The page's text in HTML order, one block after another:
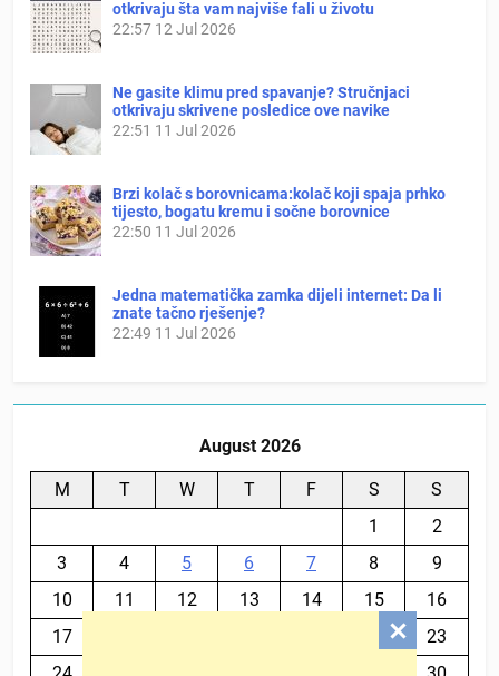
otkrivaju šta vam najviše fali u životu
22:57 12 Jul 2026
Ne gasite klimu pred spavanje? Stručnjaci
otkrivaju skrivene posledice ove navike
22:51 11 Jul 2026
Brzi kolač s borovnicama:kolač koji spaja prhko
tijesto, bogatu kremu i sočne borovnice
22:50 11 Jul 2026
Jedna matematička zamka dijeli internet: Da li
znate tačno rješenje?
22:49 11 Jul 2026
August 2026
M T W T F S
S
1
2
3
4 5 6 7 8
9
10
11 12 13 14 15
16
17
23